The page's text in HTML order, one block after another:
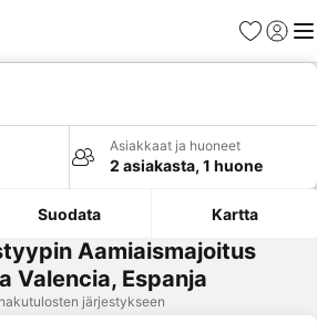
Suosikit
Asiakkaat ja huoneet
2 asiakasta, 1 huone
Suodata Kartta
Aamiaismajoitus
Valencia, Espanja
järjestykseen